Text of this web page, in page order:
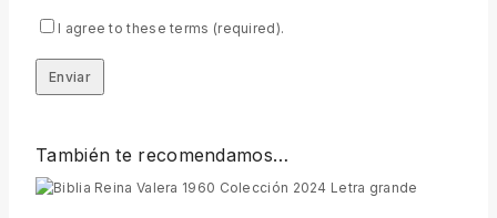
I agree to these terms (required).
También te recomendamos…